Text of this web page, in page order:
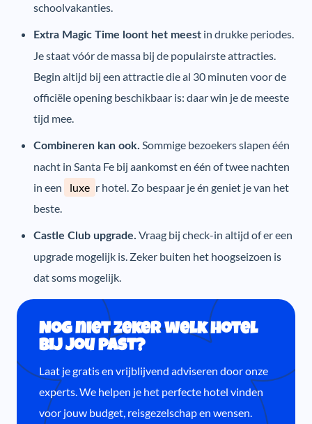
schoolvakanties.
Extra Magic Time loont het meest in drukke periodes.
Je staat vóór de massa bij de populairste attracties.
Begin altijd bij een attractie die al 30 minuten voor de
officiële opening beschikbaar is: daar win je de meeste
tijd mee.
Combineren kan ook. Sommige bezoekers slapen één
nacht in Santa Fe bij aankomst en één of twee nachten
in een
luxe r hotel. Zo bespaar je én geniet je van het
beste.
Castle Club upgrade. Vraag bij check-in altijd of er een
upgrade mogelijk is. Zeker buiten het hoogseizoen is
dat soms mogelijk.
Nog niet zeker welk hotel
bij jou past?
Laat je gratis en vrijblijvend adviseren door onze
experts. We helpen je het perfecte hotel vinden
voor jouw budget, reisgezelschap en wensen.